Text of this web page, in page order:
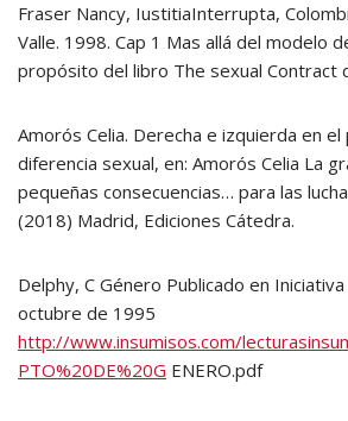
Fraser Nancy, IustitiaInterrupta,
Valle. 1998. Cap 1 Mas allá del modelo
propósito del libro The sexual Contract
Amorós Celia. Derecha e izquierda en
diferencia sexual, en: Amorós Celia La
pequeñas consecuencias… para las
(2018) Madrid, Ediciones Cátedra.
Delphy, C Género Publicado en
octubre de 1995
http://www.insumisos.com/
PTO%20DE%20G ENERO.pdf